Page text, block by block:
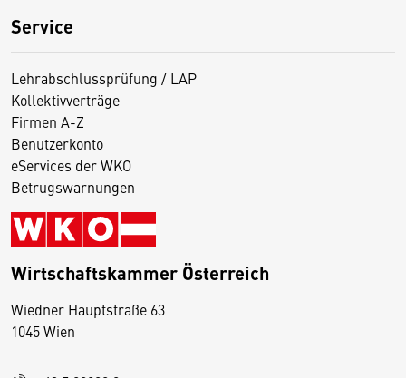
Service
Lehrabschlussprüfung / LAP
Kollektivverträge
Firmen A-Z
Benutzerkonto
eServices der WKO
Betrugswarnungen
Wirtschaftskammer Österreich
Wiedner Hauptstraße 63
1045 Wien
D